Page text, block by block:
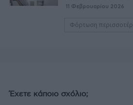
11 Φεβρουαρίου 2026
Φόρτωση
Έχετε κάποιο σχόλιο;